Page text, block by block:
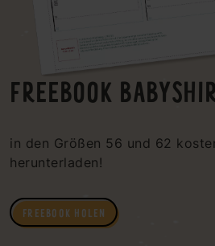
FREEBOOK
in den Größen 56 und 62
herunterladen!
FREEBOOK HOLEN